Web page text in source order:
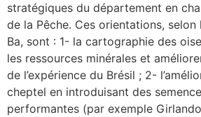
stratégiques du département en
de la Pêche. Ces orientations, selon
Ba, sont : 1- la cartographie des
les ressources minérales et
de l’expérience du Brésil ; 2-
cheptel en introduisant des
performantes (par exemple